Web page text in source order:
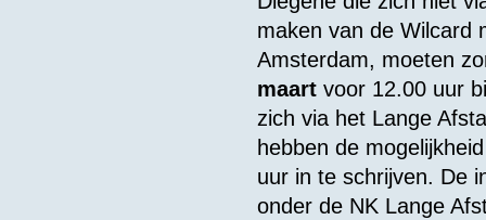
maken van de Wilcard
Amsterdam, moeten
maartvoor 12.00 uur
zich via het Lange
hebben de
uur in te schrijven. De
onder de NK Lange